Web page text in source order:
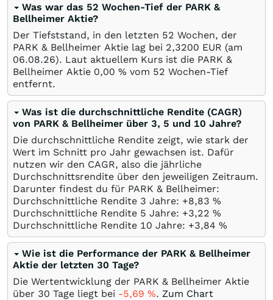
Was war das 52 Wochen-Tief der PARK &
Bellheimer Aktie?
Der Tiefststand, in den letzten 52 Wochen, der
PARK & Bellheimer Aktie lag bei 2,3200 EUR (am
06.08.26). Laut aktuellem Kurs ist die PARK &
Bellheimer Aktie 0,00 % vom 52 Wochen-Tief
entfernt.
Was ist die durchschnittliche Rendite (CAGR)
von PARK & Bellheimer über 3, 5 und 10 Jahre?
Die durchschnittliche Rendite zeigt, wie stark der
Wert im Schnitt pro Jahr gewachsen ist. Dafür
nutzen wir den CAGR, also die jährliche
Durchschnittsrendite über den jeweiligen Zeitraum.
Darunter findest du für PARK & Bellheimer:
Durchschnittliche Rendite 3 Jahre: +8,83 %
Durchschnittliche Rendite 5 Jahre: +3,22 %
Durchschnittliche Rendite 10 Jahre: +3,84 %
Wie ist die Performance der PARK & Bellheimer
Aktie der letzten 30 Tage?
Die Wertentwicklung der PARK & Bellheimer Aktie
über 30 Tage liegt bei -5,69 %. Zum Chart